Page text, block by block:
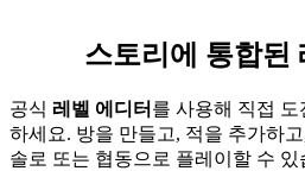
스토리에 통합된
공식 레벨 에디터 를 사용해 직접
하세요. 방을 만들고, 적을 추가하
솔로 또는 협동으로 플레이할 수 있